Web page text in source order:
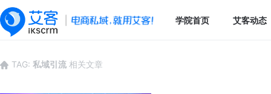
学院首页 艾客动态
TAG: 私域引流 相关文章